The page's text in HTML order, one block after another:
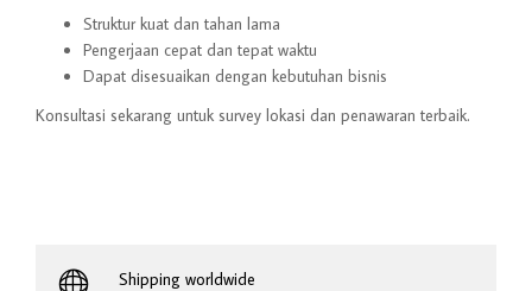
Struktur kuat dan tahan lama
Pengerjaan cepat dan tepat waktu
Dapat disesuaikan dengan kebutuhan bisnis
Konsultasi sekarang untuk survey lokasi dan penawaran terbaik.
Shipping worldwide